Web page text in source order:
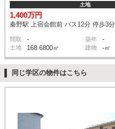
土地
1,400万円
秦野駅 上宿会館前 バス12分 停歩3分
間取 - 築年 -
土地 168.6800㎡ 建物 -㎡
同じ学区の物件はこちら